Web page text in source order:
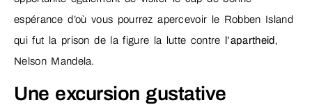
espérance d’où vous pourrez apercevoir le Robben Island
qui fut la prison de la figure la lutte contre l’apartheid,
Nelson Mandela.
Une excursion gustative